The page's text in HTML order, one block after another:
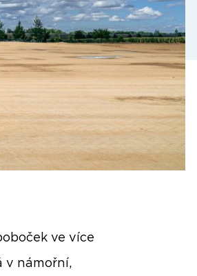
ve více
v námořní,